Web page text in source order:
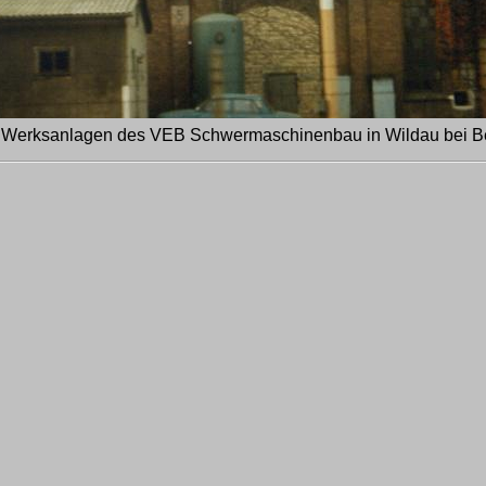
des VEB Schwermaschinenbau in Wildau bei